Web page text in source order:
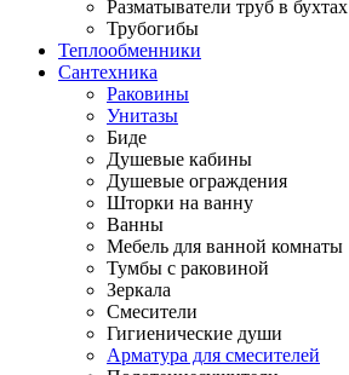
Разматыватели труб в бухтах
Трубогибы
Теплообменники
Сантехника
Раковины
Унитазы
Биде
Душевые кабины
Душевые ограждения
Шторки на ванну
Ванны
Мебель для ванной комнаты
Тумбы с раковиной
Зеркала
Смесители
Гигиенические души
Арматура для смесителей